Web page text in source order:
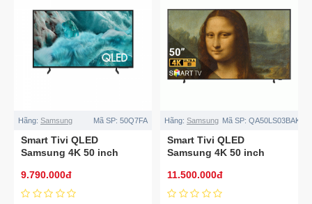
Hãng: Samsung Mã SP: 50Q7FA
Smart Tivi QLED
Samsung 4K 50 inch
9.790.000đ
Hãng: Samsung Mã SP:
Smart Tivi QLED
Samsung 4K 50 inch
11.500.000đ